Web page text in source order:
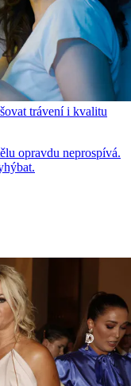
trávení i kvalitu
opravdu neprospívá.